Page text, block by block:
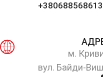
+380688568613
м. Кривий
вул. Байди-